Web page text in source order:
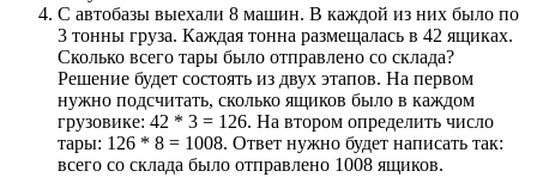
С автобазы выехали 8 машин. В каждой из них было по
3 тонны груза. Каждая тонна размещалась в 42 ящиках.
Сколько всего тары было отправлено со склада?
Решение будет состоять из двух этапов. На первом
нужно подсчитать, сколько ящиков было в каждом
грузовике: 42 * 3 = 126. На втором определить число
тары: 126 * 8 = 1008. Ответ нужно будет написать так:
всего со склада было отправлено 1008 ящиков.